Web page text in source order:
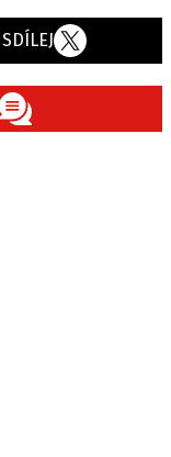
SDÍLEJ